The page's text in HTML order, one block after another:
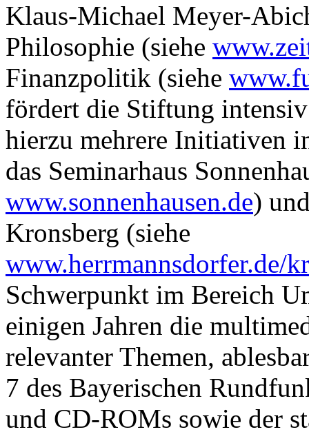
Klaus-Michael Meyer-
Philosophie (siehe
Finanzpolitik (siehe
fördert die Stiftung
hierzu mehrere Initiativen
das Seminarhaus
www.sonnenhausen.de)
Kronsberg (siehe
www.herrmannsdorfer.de/
Schwerpunkt im Bereich
einigen Jahren die
relevanter Themen,
7 des Bayerischen
und CD-ROMs sowie der